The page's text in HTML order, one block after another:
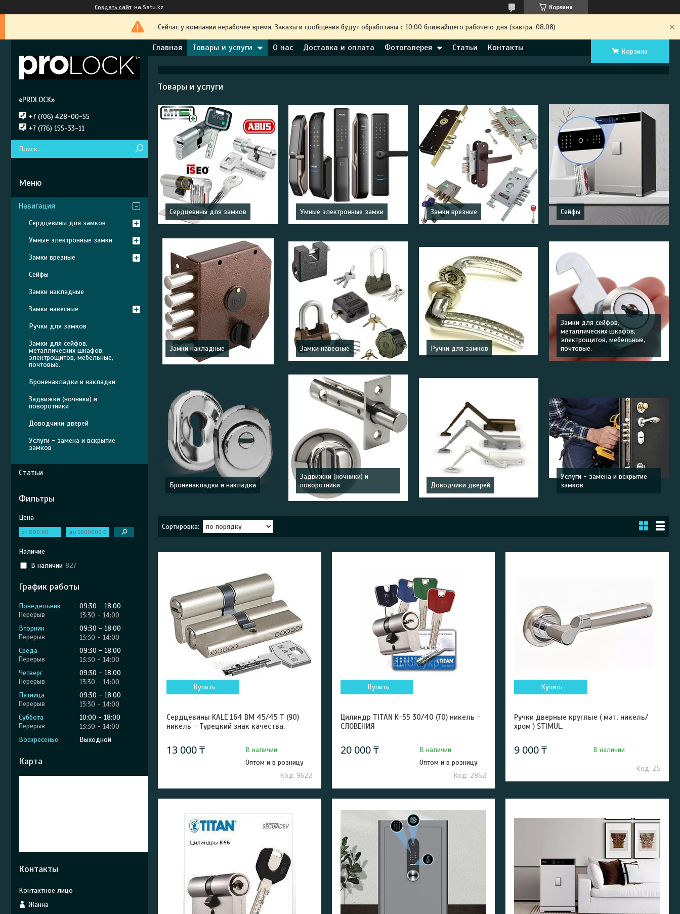
Создать сайт на Satu.kz Корзина
Сейчас у компании нерабочее время. Заказы и сообщения будут обработаны с 10:00 ближайшего рабочего дня (завтра, 08.08)
Главная Товары и услуги О нас Доставка и оплата Фотогалерея Статьи Контакты Корзина
Товары и услуги
Сердцевины для замков Умные электронные замки Замки врезные Сейфы
Замки накладные Замки навесные Ручки для замков
Замки для сейфов,
металлических шкафов,
электрощитов, мебельные,
почтовые.
Броненакладки и накладки
Задвижки (ночники) и
поворотники
Доводчики дверей
Услуги - замена и вскрытие
замков
Купить
Сердцевины KALE 164 BM 45/45 Т (90)
никель - Турецкий знак качества.
13 000 ₸
В наличии
Оптом и в розницу
9622
Купить
Цилиндр TITAN K-55 30/40 (70) никель -
СЛОВЕНИЯ
20 000 ₸
В наличии
Оптом и в розницу
2862
Купить
Ручки дверные круглые ( мат. никель/
хром ) STIMUL.
9 000 ₸ В наличии
25
«PROLOCK»
+7 (706) 428-00-55
+7 (776) 155-33-11
Навигация
Сердцевины для замков
Умные электронные замки
Замки врезные
Сейфы
Замки накладные
Замки навесные
Ручки для замков
Замки для сейфов,
металлических шкафов,
электрощитов, мебельные,
почтовые.
Броненакладки и накладки
Задвижки (ночники) и
поворотники
Доводчики дверей
Услуги - замена и вскрытие
замков
Статьи
Фильтры
Цена
Наличие
В наличии 827
График работы
Понедельник 09:30
18:00
13:30
14:00
Вторник
09:30
18:00
13:30
14:00
Среда
09:30
18:00
13:30
14:00
Четверг
09:30
18:00
13:30
14:00
Пятница
09:30
18:00
13:30
14:00
Суббота
10:00
18:00
13:30
14:00
Воскресенье
Выходной
Карта
Контакты
Жанна